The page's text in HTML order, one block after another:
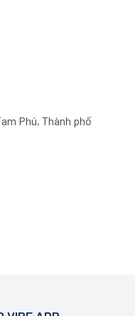
Phú, Thành phố